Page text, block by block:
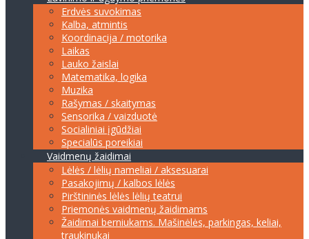
Erdvės suvokimas
Kalba, atmintis
Koordinacija / motorika
Laikas
Lauko žaislai
Matematika, logika
Muzika
Rašymas / skaitymas
Sensorika / vaizduotė
Socialiniai įgūdžiai
Specialūs poreikiai
Vaidmenų žaidimai
Lėlės / lėlių nameliai / aksesuarai
Pasakojimų / kalbos lėlės
Pirštininės lėlės lėlių teatrui
Priemonės vaidmenų žaidimams
Žaidimai berniukams. Mašinėlės, parkingas, keliai,
traukinukai